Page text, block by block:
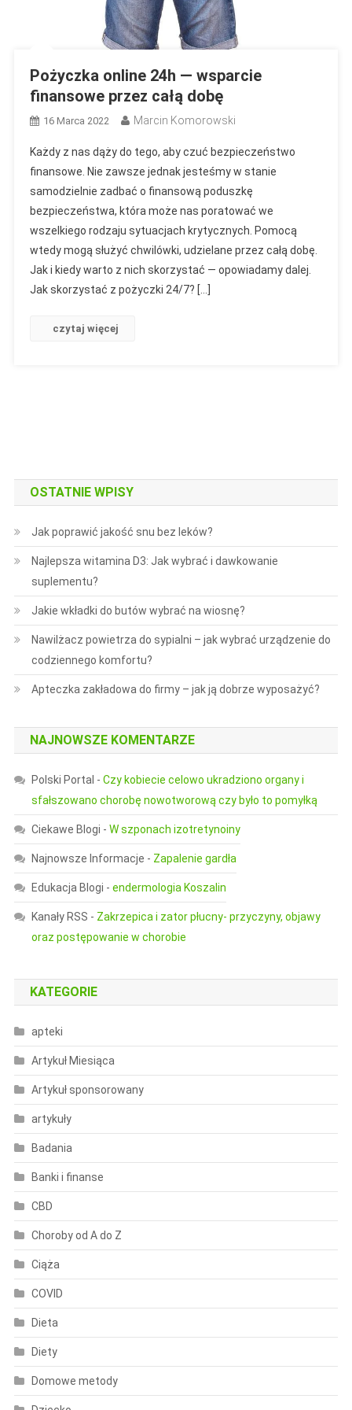
Pożyczka online 24h — wsparcie
finansowe przez całą dobę
16 Marca 2022 Marcin Komorowski
Każdy z nas dąży do tego, aby czuć bezpieczeństwo
finansowe. Nie zawsze jednak jesteśmy w stanie
samodzielnie zadbać o finansową poduszkę
bezpieczeństwa, która może nas poratować we
wszelkiego rodzaju sytuacjach krytycznych. Pomocą
wtedy mogą służyć chwilówki, udzielane przez całą dobę.
Jak i kiedy warto z nich skorzystać — opowiadamy dalej.
Jak skorzystać z pożyczki 24/7? […]
czytaj więcej
OSTATNIE WPISY
Jak poprawić jakość snu bez leków?
Najlepsza witamina D3: Jak wybrać i dawkowanie
suplementu?
Jakie wkładki do butów wybrać na wiosnę?
Nawilżacz powietrza do sypialni – jak wybrać urządzenie do
codziennego komfortu?
Apteczka zakładowa do firmy – jak ją dobrze wyposażyć?
NAJNOWSZE KOMENTARZE
Polski Portal - Czy kobiecie celowo ukradziono organy i
sfałszowano chorobę nowotworową czy było to pomyłką
Ciekawe Blogi - W szponach izotretynoiny
Najnowsze Informacje - Zapalenie gardła
Edukacja Blogi - endermologia Koszalin
Kanały RSS - Zakrzepica i zator płucny- przyczyny, objawy
oraz postępowanie w chorobie
KATEGORIE
apteki
Artykuł Miesiąca
Artykuł sponsorowany
artykuły
Badania
Banki i finanse
CBD
Choroby od A do Z
Ciąża
COVID
Dieta
Diety
Domowe metody